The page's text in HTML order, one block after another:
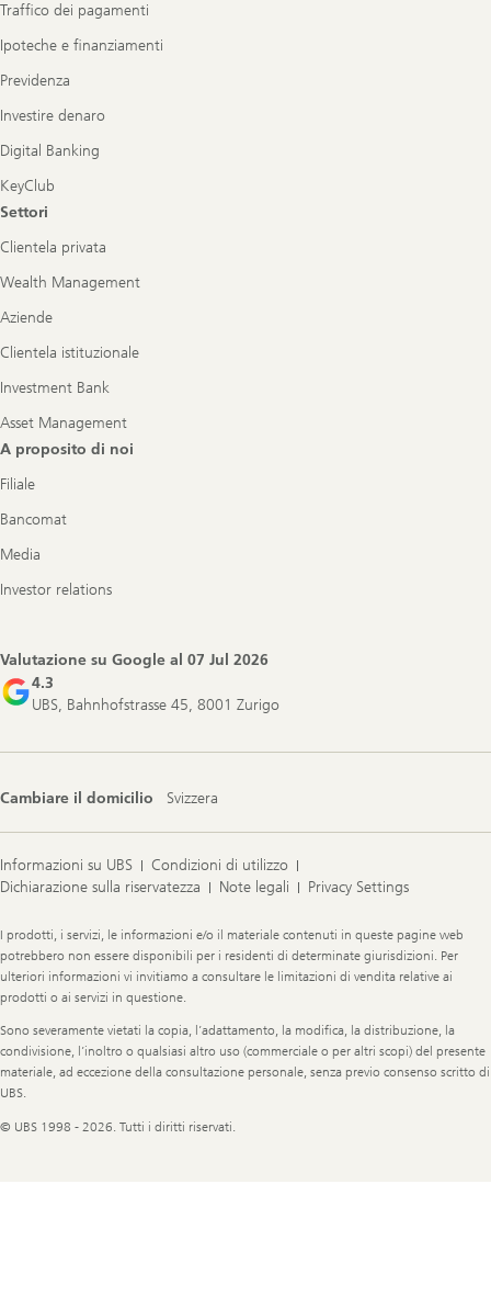
Traffico dei pagamenti
Ipoteche e finanziamenti
Previdenza
Investire denaro
Digital Banking
KeyClub
Settori
Clientela privata
Wealth Management
Aziende
Clientela istituzionale
Investment Bank
Asset Management
A proposito di noi
Filiale
Bancomat
Media
Investor relations
Valutazione su Google al 07 Jul 2026
4.3
UBS, Bahnhofstrasse 45, 8001 Zurigo
Cambiare il domicilio Svizzera
Informazioni su UBS
Condizioni di utilizzo
Dichiarazione sulla riservatezza
Note legali Privacy Settings
Legal
Information
I prodotti, i servizi, le informazioni e/o il materiale contenuti in queste pagine web
potrebbero non essere disponibili per i residenti di determinate giurisdizioni. Per
ulteriori informazioni vi invitiamo a consultare le limitazioni di vendita relative ai
prodotti o ai servizi in questione.
Sono severamente vietati la copia, l’adattamento, la modifica, la distribuzione, la
condivisione, l’inoltro o qualsiasi altro uso (commerciale o per altri scopi) del presente
materiale, ad eccezione della consultazione personale, senza previo consenso scritto di
UBS.
© UBS 1998 - 2026. Tutti i diritti riservati.